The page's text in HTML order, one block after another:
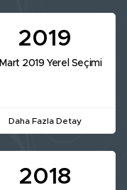
2019
Mart 2019 Yerel Seçimi
Daha Fazla Detay
2018